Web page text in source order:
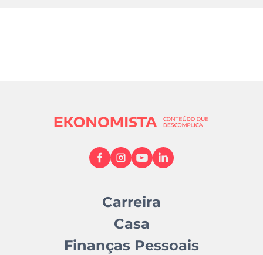
Carreira
Casa
Finanças Pessoais